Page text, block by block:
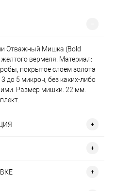
Отважный Мишка (Bold
вермеля. Материал:
покрытое слоем золота
до 5 микрон, без каких-либо
Размер мишки: 22 мм.